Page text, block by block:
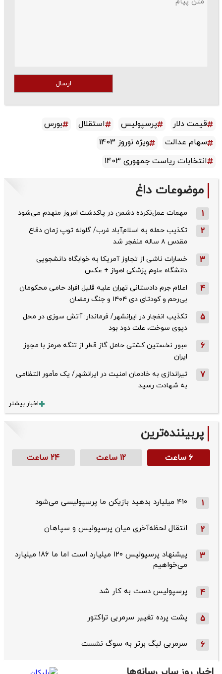
ارسال
قیمت دلار پرسپولیس استقلال
بورس
سهام عدالت
ویژه نوروز 1403
انتخابات ریاست جمهوری 1403
موضوعات داغ
1 مهمات عمل‌نکرده دشمن در پاکدشت امروز منهدم می‌شود
2
تکذیب حمله به اسلام‌آباد غرب/ گلوله توپ زمان دفاع
مقدس ۸ ساله منفجر شد
3
خسارات ناشی از تجاوز آمریکا به خوابگاه دانشجویی
دانشگاه علوم پزشکی اهواز + عکس
4
اعلام جرم دادستانی تهران علیه قلیل افراد حامی محکومان
بی‌رحم و کودتای دی‌ ۱۴۰۴ و جنگ رمضان
5
تکذیب ‌انفجار در ایرانشهر/ فرماندار: آتش سوزی در محل
دپوی سوخت، علت دود بود
6
عبور نخستین کشتی حامل گاز قطر از تنگه هرمز با مجوز
ایران
7
تیراندازی به خادمان امنیت در ایرانشهر/ یک مأمور انتظامی
به شهادت رسید
اخبار بیشتر
پربیننده‌ترین
۶ ساعت ۱۲ ساعت ۲۴ ساعت
1 ۴۱۰ میلیارد بدهید بازیکن ما پرسپولیسی می‌شود
2 انتقال لحظه‌آخری میان پرسپولیس و سپاهان
3
پیشنهاد پرسپولیس ۱۲۰ میلیارد است اما ما ۱۸۶ میلیارد
می‌خواهیم
4 پرسپولیس دست به کار شد
5 پشت پرده تغییر سرمربی تراکتور
6 سرمربی لیگ برتر به سوگ نشست